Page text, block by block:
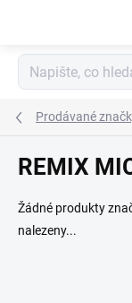
Prodávané
REMIX
Žádné produkty
nalezeny...